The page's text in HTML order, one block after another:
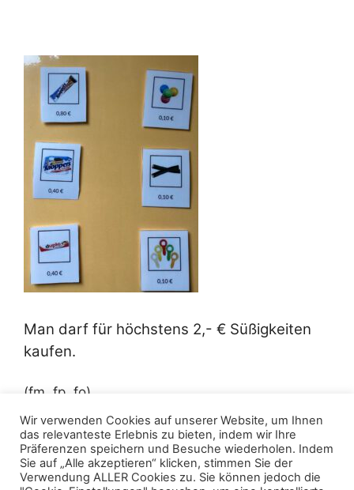
Man darf für höchstens 2,- € Süßigkeiten
kaufen.
(fm, fp, fo)
Wir verwenden Cookies auf unserer Website, um Ihnen
das relevanteste Erlebnis zu bieten, indem wir Ihre
Präferenzen speichern und Besuche wiederholen. Indem
Sie auf „Alle akzeptieren“ klicken, stimmen Sie der
Verwendung ALLER Cookies zu. Sie können jedoch die